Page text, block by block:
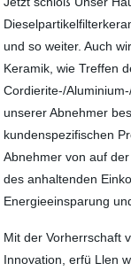
und so weiter. Auch
Keramik, wie Treffen
Cordierite-/
unserer Abnehmer
kundenspezifischen
Abnehmer von auf
des anhaltenden
Energieeinsparung
Mit der Vorherrschaft
Innovation, erfü Llen